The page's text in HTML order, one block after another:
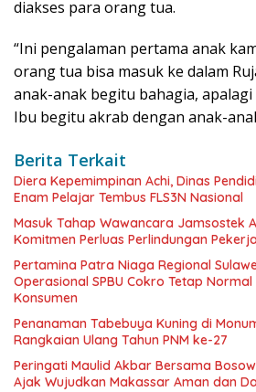
diakses para orang tua.
“Ini pengalaman pertama anak
orang tua bisa masuk ke dalam
anak-anak begitu bahagia,
Ibu begitu akrab dengan anak-
Berita Terkait
Diera Kepemimpinan Achi, Dinas
Enam Pelajar Tembus FLS3N Nasional
Masuk Tahap Wawancara Jamsostek
Komitmen Perluas Perlindungan Pekerja
Pertamina Patra Niaga Regional
Operasional SPBU Cokro Tetap
Konsumen
Penanaman Tabebuya Kuning di
Rangkaian Ulang Tahun PNM ke-27
Peringati Maulid Akbar Bersama
Ajak Wujudkan Makassar Aman dan